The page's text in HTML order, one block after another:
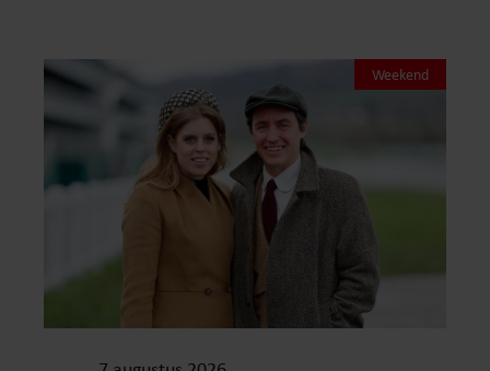
Weekend